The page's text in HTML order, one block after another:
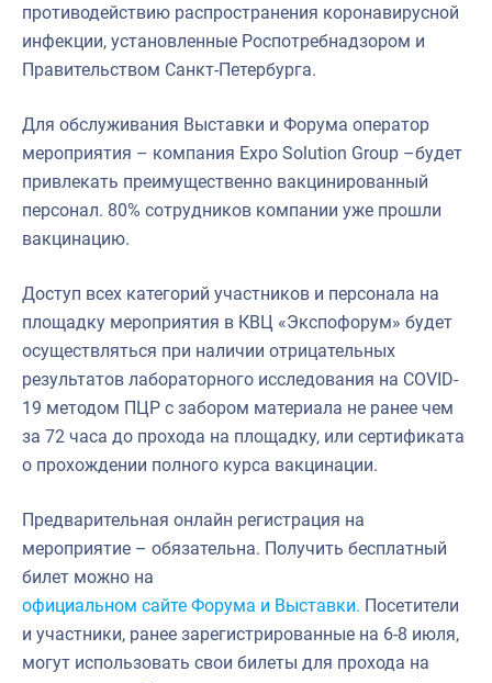
противодействию распространения коронавирусной
инфекции, установленные Роспотребнадзором и
Правительством Санкт-Петербурга.
Для обслуживания Выставки и Форума оператор
мероприятия – компания Expo Solution Group –будет
привлекать преимущественно вакцинированный
персонал. 80% сотрудников компании уже прошли
вакцинацию.
Доступ всех категорий участников и персонала на
площадку мероприятия в КВЦ «Экспофорум» будет
осуществляться при наличии отрицательных
результатов лабораторного исследования на COVID-
19 методом ПЦР с забором материала не ранее чем
за 72 часа до прохода на площадку, или сертификата
о прохождении полного курса вакцинации.
Предварительная онлайн регистрация на
мероприятие – обязательна. Получить бесплатный
билет можно на
официальном сайте Форума и Выставки. Посетители
и участники, ранее зарегистрированные на 6-8 июля,
могут использовать свои билеты для прохода на